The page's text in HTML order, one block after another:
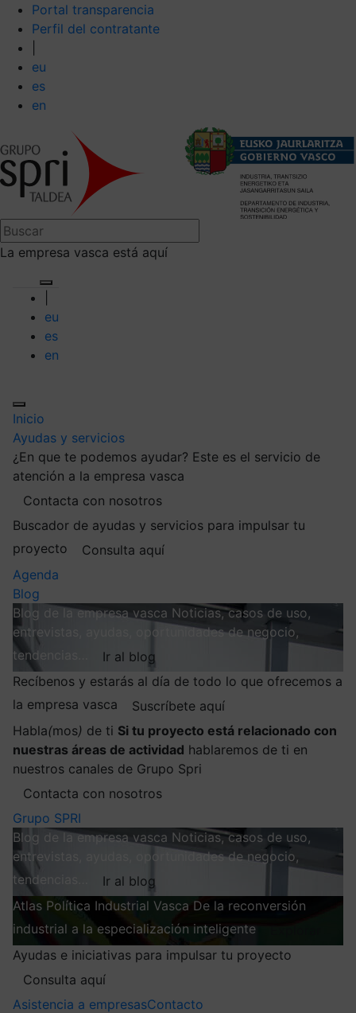
Portal transparencia
Perfil del contratante
eu
es
en
La empresa vasca está aquí
eu
es
en
Inicio
Ayudas y servicios
¿En que te podemos ayudar? Este es el servicio de
atención a la empresa vasca
Contacta con nosotros
Buscador de ayudas y servicios para impulsar tu
proyecto
Consulta aquí
Agenda
Blog
Blog de la empresa vasca Noticias, casos de uso,
entrevistas, ayudas, oportunidades de negocio,
tendencias…
Ir al blog
Recíbenos y estarás al día de todo lo que ofrecemos a
la empresa vasca
Suscríbete aquí
Habla(mos) de ti Si tu proyecto está relacionado con
nuestras áreas de actividad hablaremos de ti en
nuestros canales de Grupo Spri
Contacta con nosotros
Grupo SPRI
Blog de la empresa vasca Noticias, casos de uso,
entrevistas, ayudas, oportunidades de negocio,
tendencias…
Ir al blog
Atlas Política Industrial Vasca De la reconversión
industrial a la especialización inteligente
Ayudas e iniciativas para impulsar tu proyecto
Consulta aquí
Asistencia a empresasContacto